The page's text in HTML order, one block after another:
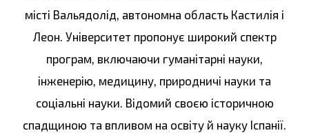
місті Вальядолід, автономна область Кастилія і
Леон. Університет пропонує широкий спектр
програм, включаючи гуманітарні науки,
інженерію, медицину, природничі науки та
соціальні науки. Відомий своєю історичною
спадщиною та впливом на освіту й науку Іспанії.